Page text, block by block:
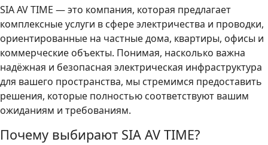
SIA AV TIME — это компания, которая предлагает
комплексные услуги в сфере электричества и проводки,
ориентированные на частные дома, квартиры, офисы и
коммерческие объекты. Понимая, насколько важна
надёжная и безопасная электрическая инфраструктура
для вашего пространства, мы стремимся предоставить
решения, которые полностью соответствуют вашим
ожиданиям и требованиям.
Почему выбирают SIA AV TIME?